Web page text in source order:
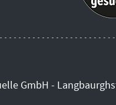
GmbH -